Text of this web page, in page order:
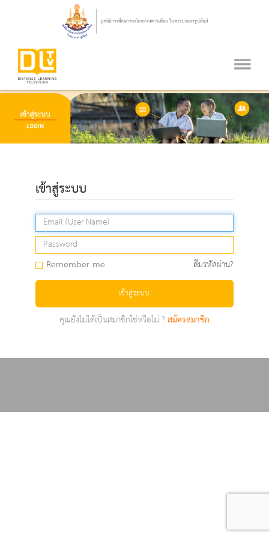
เข้าสู่ระบบ
Remember me ลืมรหัสผ่าน?
เข้าสู่ระบบ
คุณยังไม่ได้เป็นสมาชิกใช่หรือไม่ ?สมัครสมาชิก